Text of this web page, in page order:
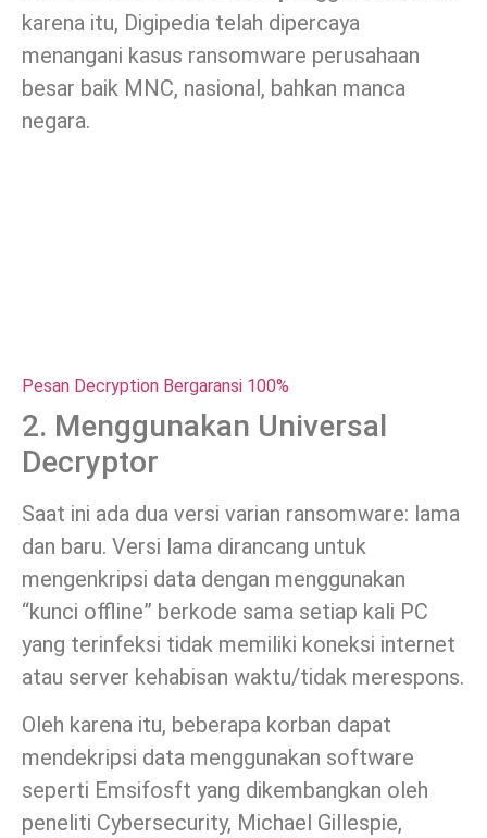
karena itu, Digipedia telah dipercaya
menangani kasus ransomware perusahaan
besar baik MNC, nasional, bahkan manca
negara.
Pesan Decryption Bergaransi 100%
2. Menggunakan Universal
Decryptor
Saat ini ada dua versi varian ransomware: lama
dan baru. Versi lama dirancang untuk
mengenkripsi data dengan menggunakan
“kunci offline” berkode sama setiap kali PC
yang terinfeksi tidak memiliki koneksi internet
atau server kehabisan waktu/tidak merespons.
Oleh karena itu, beberapa korban dapat
mendekripsi data menggunakan software
seperti Emsifosft yang dikembangkan oleh
peneliti Cybersecurity, Michael Gillespie,